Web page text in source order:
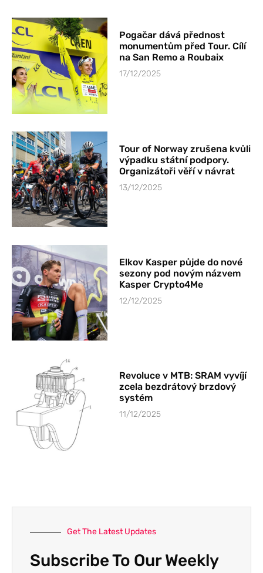
Pogačar dává přednost
monumentům před Tour. Cílí
na San Remo a Roubaix
17/12/2025
Tour of Norway zrušena kvůli
výpadku státní podpory.
Organizátoři věří v návrat
13/12/2025
Elkov Kasper půjde do nové
sezony pod novým názvem
Kasper Crypto4Me
12/12/2025
Revoluce v MTB: SRAM vyvíjí
zcela bezdrátový brzdový
systém
11/12/2025
Get The Latest Updates
Subscribe To Our Weekly